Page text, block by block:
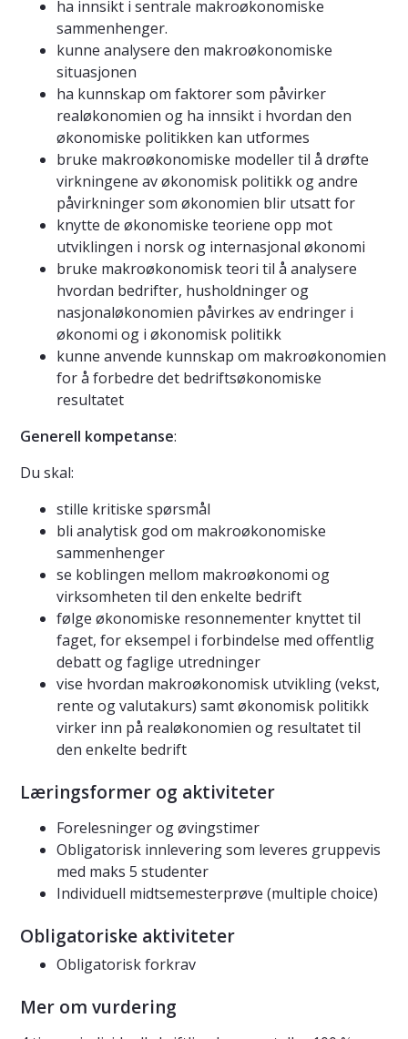
ha innsikt i sentrale makroøkonomiske
sammenhenger.
kunne analysere den makroøkonomiske
situasjonen
ha kunnskap om faktorer som påvirker
realøkonomien og ha innsikt i hvordan den
økonomiske politikken kan utformes
bruke makroøkonomiske modeller til å drøfte
virkningene av økonomisk politikk og andre
påvirkninger som økonomien blir utsatt for
knytte de økonomiske teoriene opp mot
utviklingen i norsk og internasjonal økonomi
bruke makroøkonomisk teori til å analysere
hvordan bedrifter, husholdninger og
nasjonaløkonomien påvirkes av endringer i
økonomi og i økonomisk politikk
kunne anvende kunnskap om makroøkonomien
for å forbedre det bedriftsøkonomiske
resultatet
Generell kompetanse:
Du skal:
stille kritiske spørsmål
bli analytisk god om makroøkonomiske
sammenhenger
se koblingen mellom makroøkonomi og
virksomheten til den enkelte bedrift
følge økonomiske resonnementer knyttet til
faget, for eksempel i forbindelse med offentlig
debatt og faglige utredninger
vise hvordan makroøkonomisk utvikling (vekst,
rente og valutakurs) samt økonomisk politikk
virker inn på realøkonomien og resultatet til
den enkelte bedrift
Læringsformer og aktiviteter
Forelesninger og øvingstimer
Obligatorisk innlevering som leveres gruppevis
med maks 5 studenter
Individuell midtsemesterprøve (multiple choice)
Obligatoriske aktiviteter
Obligatorisk forkrav
Mer om vurdering